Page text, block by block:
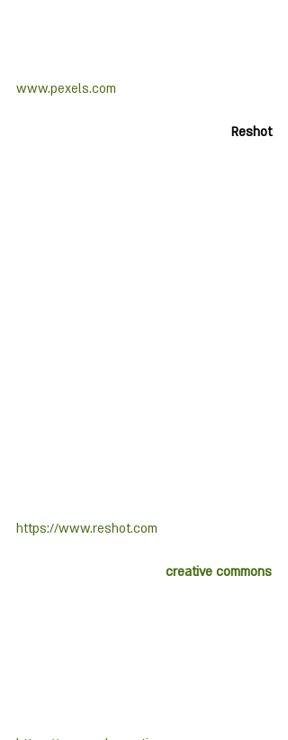
www.pexels.com
Reshot
https://www.reshot.com
creative commons